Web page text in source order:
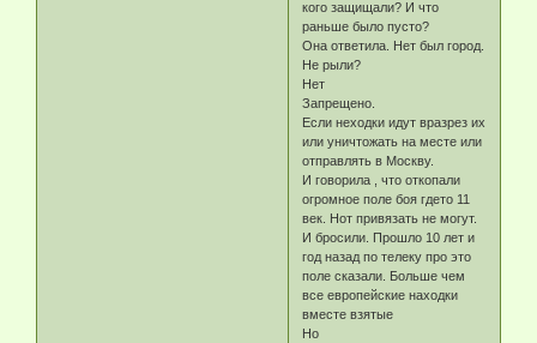
кого защищали? И что
раньше было пусто?
Она ответила. Нет был город.
Не рыли?
Нет
Запрещено.
Если неходки идут вразрез их
или уничтожать на месте или
отправлять в Москву.
И говорила , что откопали
огромное поле боя гдето 11
век. Нот привязать не могут.
И бросили. Прошло 10 лет и
год назад по телеку про это
поле сказали. Больше чем
все европейские находки
вместе взятые
Но